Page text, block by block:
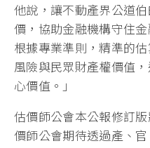
他說，讓不動產界公道
價，協助金融機構守住
根據專業準則，精準的
風險與民眾財產權價值
心價值。」
估價師公會本公報修訂
價師公會期待透過產、